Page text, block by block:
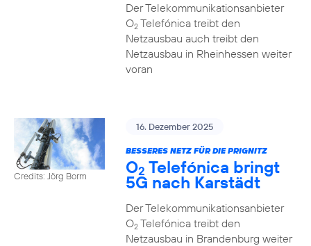
Der Telekommunikationsanbieter
O2Telefónica treibt den
Netzausbau auch treibt den
Netzausbau in Rheinhessen weiter
voran
Credits: Jörg Borm
16. Dezember 2025
BESSERES NETZ FÜR DIE PRIGNITZ
O2 Telefónica bringt
5G nach Karstädt
Der Telekommunikationsanbieter
O2Telefónica treibt den
Netzausbau in Brandenburg weiter